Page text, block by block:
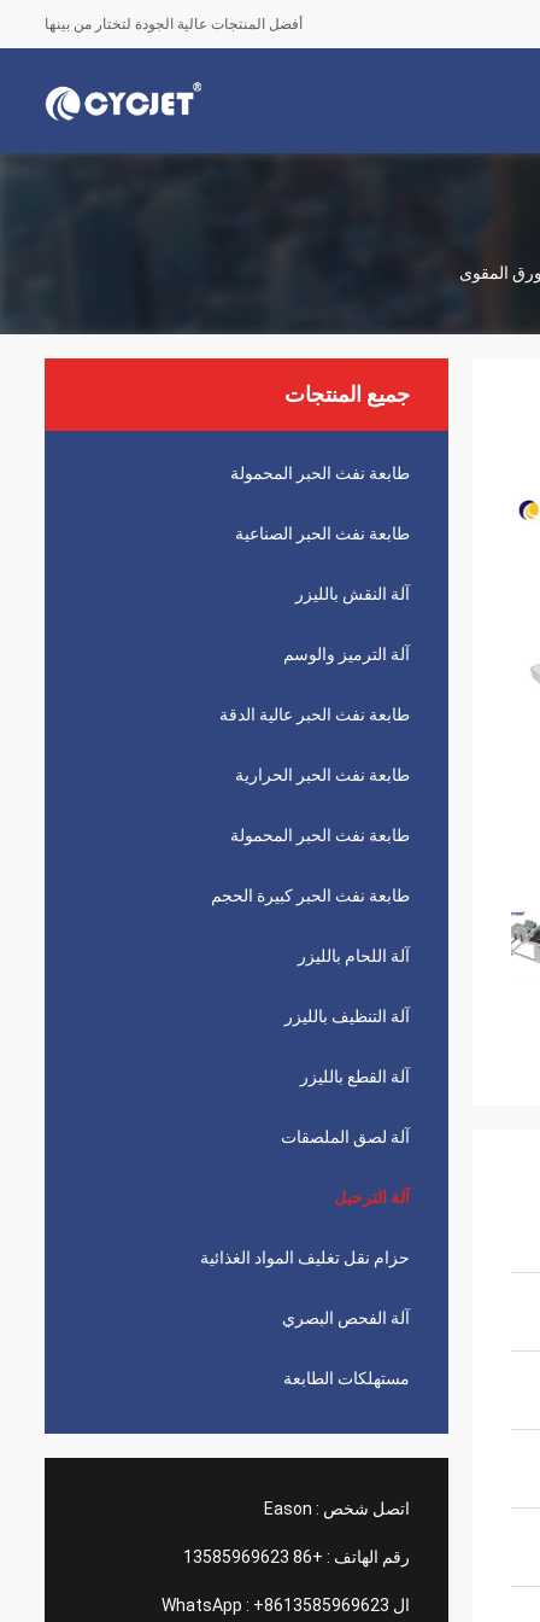
أفضل المنتجات عالية الجودة لتختار من بينها
جميع المنتجات
طابعة نفث الحبر المحمولة
طابعة نفث الحبر الصناعية
آلة النقش بالليزر
آلة الترميز والوسم
طابعة نفث الحبر عالية الدقة
طابعة نفث الحبر الحرارية
طابعة نفث الحبر المحمولة
طابعة نفث الحبر كبيرة الحجم
آلة اللحام بالليزر
آلة التنظيف بالليزر
آلة القطع بالليزر
آلة لصق الملصقات
آلة الترحيل
حزام نقل تغليف المواد الغذائية
آلة الفحص البصري
مستهلكات الطابعة
اتصل شخص : Eason
رقم الهاتف : +86 13585969623
ال WhatsApp : +8613585969623